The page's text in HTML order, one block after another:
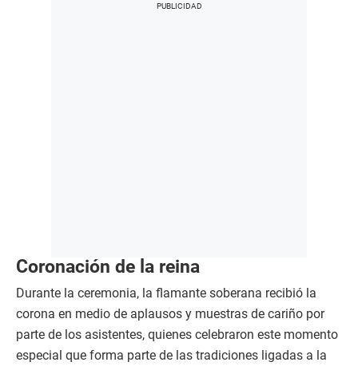
Coronación de la reina
Durante la ceremonia, la flamante soberana recibió la
corona en medio de aplausos y muestras de cariño por
parte de los asistentes, quienes celebraron este momento
especial que forma parte de las tradiciones ligadas a la